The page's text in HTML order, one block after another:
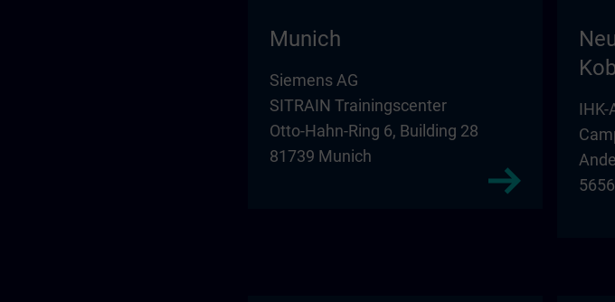
Munich
Siemens AG
SITRAIN Trainingscenter
Otto-Hahn-Ring 6, Building 28
81739 Munich
IHK-